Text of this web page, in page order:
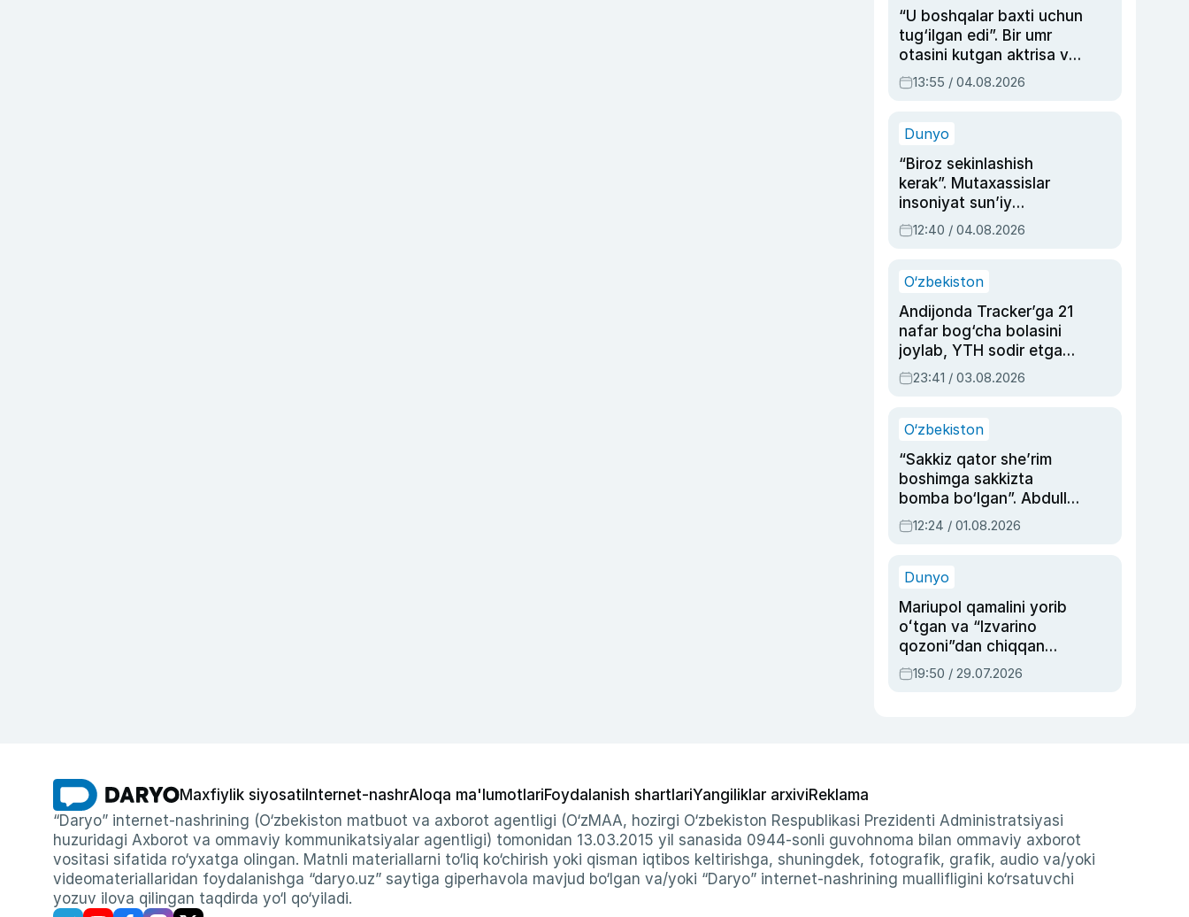
“U boshqalar baxti uchun
tug‘ilgan edi”. Bir umr
otasini kutgan aktrisa va
dublyaj ustasi Rimma
Ahmedovaning
13:55 / 04.08.2026
Dunyo
“Biroz sekinlashish
kerak”. Mutaxassislar
insoniyat sun’iy
intellektni boshqara
olmay qolishidan xavotir
12:40 / 04.08.2026
O‘zbekiston
Andijonda Tracker’ga 21
nafar bog‘cha bolasini
joylab, YTH sodir etgan
ayolga sud hukmi o‘qildi
23:41 / 03.08.2026
O‘zbekiston
“Sakkiz qator she’rim
boshimga sakkizta
bomba bo‘lgan”. Abdulla
Oripovni siyosiy
ayblovlardan asrab
12:24 / 01.08.2026
Dunyo
Mariupol qamalini yorib
oʻtgan va “Izvarino
qozoni”dan chiqqan
qahramon — Ukraina
armiyasi bosh
19:50 / 29.07.2026
Maxfiylik siyosati Internet-nashrAloqa ma'lumotlariFoydalanish shartlariYangiliklar arxiviReklama
“Daryo” internet-nashrining (O‘zbekiston matbuot va axborot agentligi (O‘zMAA, hozirgi O‘zbekiston Respublikasi Prezidenti Administratsiyasi
huzuridagi Axborot va ommaviy kommunikatsiyalar agentligi) tomonidan 13.03.2015 yil sanasida 0944-sonli guvohnoma bilan ommaviy axborot
vositasi sifatida ro‘yxatga olingan. Matnli materiallarni to‘liq ko‘chirish yoki qisman iqtibos keltirishga, shuningdek, fotografik, grafik, audio va/yoki
videomateriallaridan foydalanishga “daryo.uz” saytiga giperhavola mavjud bo‘lgan va/yoki “Daryo” internet-nashrining muallifligini ko‘rsatuvchi
yozuv ilova qilingan taqdirda yo‘l qo‘yiladi.